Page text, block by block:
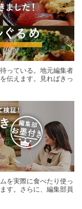
っている。地元編集者
伝えます。見ればきっ
を実際に食べたり使っ
す。さらに、編集部員